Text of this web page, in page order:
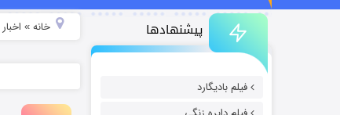
پیشنهادها
فیلم بادیگارد
خانه» اخبار